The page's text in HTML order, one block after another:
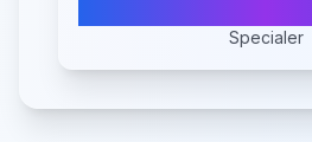
Specialer